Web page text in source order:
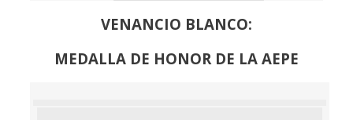
VENANCIO BLANCO:
MEDALLA DE HONOR DE LA AEPE